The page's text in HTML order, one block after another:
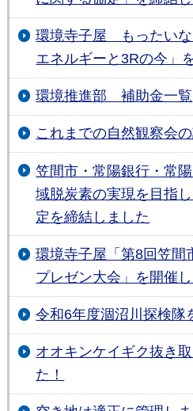
環境寺⼦屋 もったいな
エネルギーと3Rの今」
環境推進部 補助金一覧
これまでの自然観察会
笠間市・常陽銀行・常
域脱炭素の実現を目指
定を締結しました
環境寺子屋「第8回笠間
プレゼン大会」を開催
令和6年度涸沼川探検隊
オオキンケイギク抜き
た！